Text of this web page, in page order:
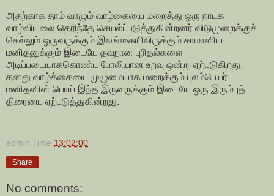
அதற்காக தாம் வாழும் வாழ்கையை மறைத்து ஒரு நாடக
வாழ்வியலை தெரிந்தே செயல்ப்படுத்துகின்றனர் விடுமுறைக்குச்
செல்லும் ஒருவருக்கும் இலங்கையிலிருக்கும் சாமானிய
மனிதனுக்கும் இடையே தவறான புரிதல்களை
அடிப்படையாககொண்ட போலியான உறவு ஒன்று ஏற்படுகிறது.
தனது வாழ்க்கையை முழுமையாக மறைக்கும் புலம்பெயர்
மனிதனின் பொய் இந்த இருவருக்கும் இடையே ஒரு இரும்புத்
திரையை ஏற்படுத்துகின்றது.
admin Time 13:02:00
Share
No comments: